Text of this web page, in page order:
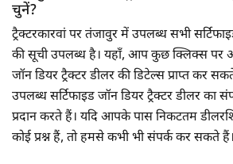
चुनें?
ट्रैक्टरकारवां पर तंजावुर में उपलब्ध सभी
की सूची उपलब्ध है। यहाँ, आप कुछ क्लिक्स पर
जॉन डियर ट्रैक्टर डीलर की डिटेल्स प्राप्त कर
उपलब्ध सर्टिफाइड जॉन डियर ट्रैक्टर डीलर का
प्रदान करते हैं। यदि आपके पास निकटतम
कोई प्रश्न हैं, तो हमसे कभी भी संपर्क कर सकते हैं।